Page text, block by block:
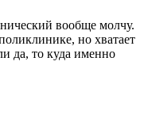
вообще молчу.
но хватает
да, то куда именно